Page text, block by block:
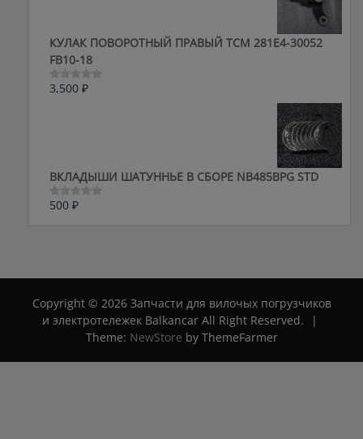
КУЛАК ПОВОРОТНЫЙ ПРАВЫЙ ТСМ 281E4-30052
FB10-18
Оценка
3,500 ₽
ВКЛАДЫШИ ШАТУННЬЕ В СБОРЕ NB485BPG STD
Оценка
500 ₽
Copyright © 2026 Запчасти для вилочых погрузчиков
и электротележек Balkancar All Right Reserved.
|
Theme: NewStore by ThemeFarmer